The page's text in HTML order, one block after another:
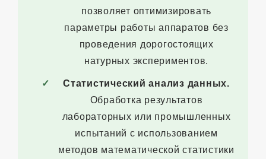
позволяет оптимизировать
параметры работы аппаратов без
проведения дорогостоящих
натурных экспериментов.
Статистический анализ данных.
Обработка результатов
лабораторных или промышленных
испытаний с использованием
методов математической статистики